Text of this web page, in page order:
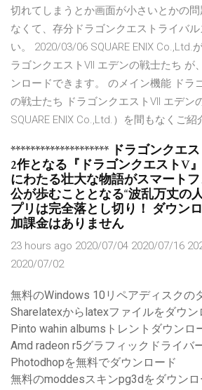
切れてしまうとか画面が小さいとかの
なくて、存分ドラゴンクエストライバ
い。 2020/03/06 SQUARE ENIX Co.,Ltd.
ラゴンクエストVII エデンの戦士たち が
ンロードできます。 のメイン機能 ドラ
の戦士たち ドラゴンクエストVII エデン
SQUARE ENIX Co.,Ltd.）を間もなくご紹
******************** ドラゴンクエ
2作となる『ドラゴンクエストV
にわたる壮大な物語がスマート
公が歩むこととなる“波乱万丈の
プリは完全落とし切り！ ダウン
加課金はありません
23 hours ago 2020/07/04 2020/07/16
2020/07/02
無料のWindows 10リペアディスクの
Sharelatexからlatexファイルをダウ
Pinto wahin albumsトレントダウンロ
Amd radeon r5グラフィックドライバ
Photodhopを無料でダウンロード
無料のmoddesスキンpg3dをダウン